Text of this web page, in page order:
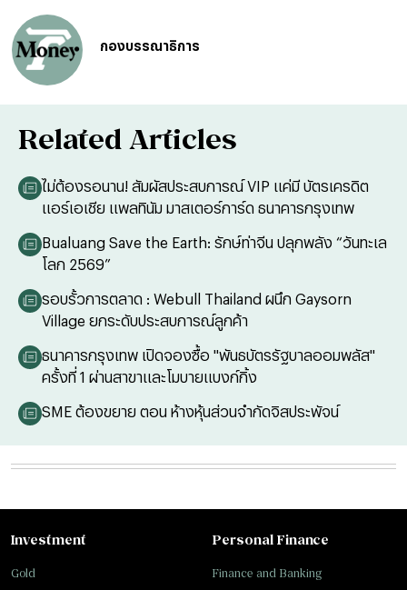
กองบรรณาธิการ
Related Articles
ไม่ต้องรอนาน! สัมผัสประสบการณ์ VIP แค่มี บัตรเครดิต
แอร์เอเชีย แพลทินัม มาสเตอร์การ์ด ธนาคารกรุงเทพ
Bualuang Save the Earth: รักษ์ท่าจีน ปลุกพลัง “วันทะเล
โลก 2569”
รอบรั้วการตลาด : Webull Thailand ผนึก Gaysorn
Village ยกระดับประสบการณ์ลูกค้า
ธนาคารกรุงเทพ เปิดจองซื้อ "พันธบัตรรัฐบาลออมพลัส"
ครั้งที่ 1 ผ่านสาขาและโมบายแบงก์กิ้ง
SME ต้องขยาย ตอน ห้างหุ้นส่วนจำกัดจิสประพัจน์
Investment
Gold
Personal Finance
Finance and Banking